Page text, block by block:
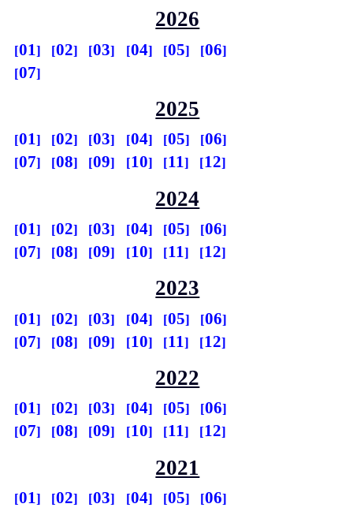
2026
01 02 03 04 05
06
07
2025
01 02 03 04 05
06
07
08 09 10 11 12
2024
01 02 03 04 05
06
07
08 09 10 11 12
2023
01 02 03 04 05
06
07
08 09 10 11 12
2022
01 02 03 04 05
06
07
08 09 10 11 12
2021
01 02 03 04 05
06